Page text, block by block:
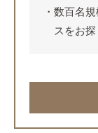
数百名
スをお